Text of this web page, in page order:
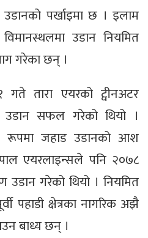
पर्खाइमा छ । इलाम
उडान नियमित
गरेका छन् ।
तारा एयरको ट्वीनअटर
उडान सफल गरेको थियो ।
रूपमा जहाड उडानको आश
एयरलाइन्सले पनि २०७८
गरेको थियो । नियमित
पहाडी क्षेत्रका नागरिक अझै
बाध्य छन् ।